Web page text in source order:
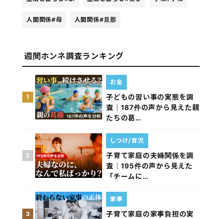
人間関係#母 人間関係#旦那
週間ホンネ調査ランキング
1
子どもの習い事の実態を調
査｜187件の声から見えた親
たちの葛…
お金
2
子育て家庭の夫婦関係を調
査｜195件の声から見えた
「チームに…
しつけ/育児
3 子育て家庭の家事負担の実
家事